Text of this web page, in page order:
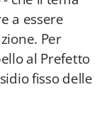
a essere
Per
al Prefetto
fisso delle